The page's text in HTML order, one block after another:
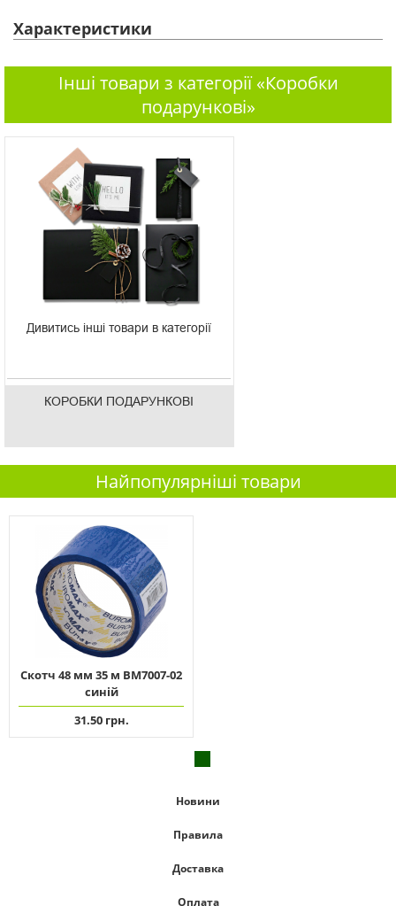
Характеристики
Інші товари з категорії «Коробки
подарункові»
Дивитись інші товари в категорії
КОРОБКИ ПОДАРУНКОВІ
Найпопулярніші товари
Скотч 48 мм 35 м ВМ7007-02
синій
31.50 грн.
Новини
Правила
Доставка
Оплата